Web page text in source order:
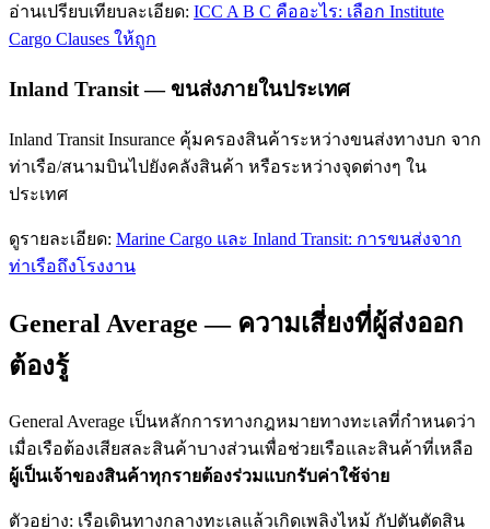
อ่านเปรียบเทียบละเอียด: ICC A B C คืออะไร: เลือก Institute
Cargo Clauses ให้ถูก
Inland Transit — ขนส่งภายในประเทศ
Inland Transit Insurance คุ้มครองสินค้าระหว่างขนส่งทางบก จาก
ท่าเรือ/สนามบินไปยังคลังสินค้า หรือระหว่างจุดต่างๆ ใน
ประเทศ
ดูรายละเอียด: Marine Cargo และ Inland Transit: การขนส่งจาก
ท่าเรือถึงโรงงาน
General Average — ความเสี่ยงที่ผู้ส่งออก
ต้องรู้
General Average เป็นหลักการทางกฎหมายทางทะเลที่กำหนดว่า
เมื่อเรือต้องเสียสละสินค้าบางส่วนเพื่อช่วยเรือและสินค้าที่เหลือ
ผู้เป็นเจ้าของสินค้าทุกรายต้องร่วมแบกรับค่าใช้จ่าย
ตัวอย่าง: เรือเดินทางกลางทะเลแล้วเกิดเพลิงไหม้ กัปตันตัดสิน